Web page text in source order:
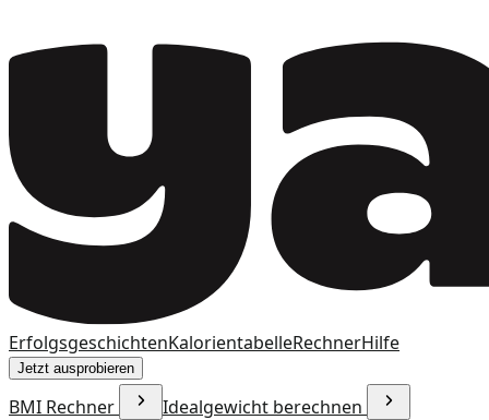
ErfolgsgeschichtenKalorientabelleRechnerHilfe
Jetzt ausprobieren
BMI Rechner
Idealgewicht berechnen